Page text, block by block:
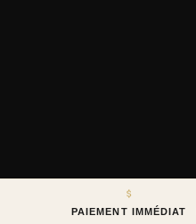
PAIEMENT IMMÉDIAT